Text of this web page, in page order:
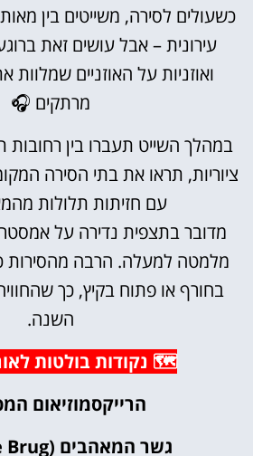
כשעולים לסירה, משייטים בין
עירונית – אבל עושים זאת
ואוזניות על האוזניים שמלוות
מרתקים 🎧
במהלך השייט תעברו בין רחובות
ציוריות, תראו את בתי הסירה
עם חזיתות תלולות
מדובר בתצפית נדירה על
מלמטה למעלה. הרבה מהסירות
בחורף או פתוח בקיץ, כך
השנה.
🗺️ נקודות בולטות
הרייקסמוזיאום
גשר המאהבים (Magere Brug)